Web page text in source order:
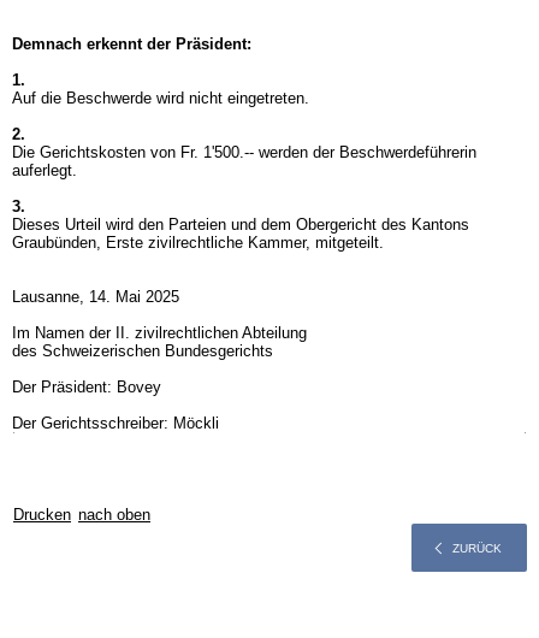
Demnach erkennt der Präsident:
1.
Auf die Beschwerde wird nicht eingetreten.
2.
Die Gerichtskosten von Fr. 1'500.-- werden der Beschwerdeführerin
auferlegt.
3.
Dieses Urteil wird den Parteien und dem Obergericht des Kantons
Graubünden, Erste zivilrechtliche Kammer, mitgeteilt.
Lausanne, 14. Mai 2025
Im Namen der II. zivilrechtlichen Abteilung
des Schweizerischen Bundesgerichts
Der Präsident: Bovey
Der Gerichtsschreiber: Möckli
Drucken nach oben
ZURÜCK